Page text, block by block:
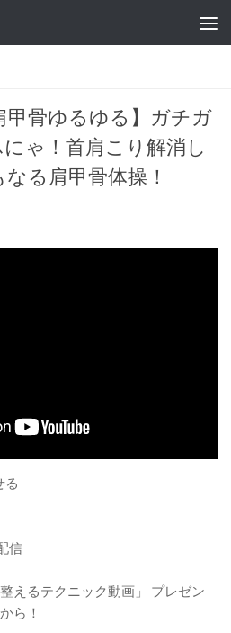
甲骨ゆるゆる】ガチガ
ゃ！首肩こり解消し
る肩甲骨体操！
る
信
えるテクニック動画」 プレゼン
ら！